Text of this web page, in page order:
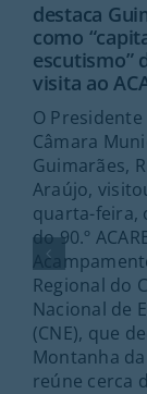
destaca
como
escutismo”
visita ao
O Presidente
Câmara
Guimarães,
Araújo,
quarta-feira,
do 90.º
Regional do
Nacional de
(CNE), que
Montanha
reúne cerca